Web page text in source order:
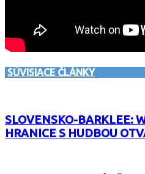
SÚVISIACE ČLÁNKY
SLOVENSKO-BARKLEE:
HRANICE S HUDBOU